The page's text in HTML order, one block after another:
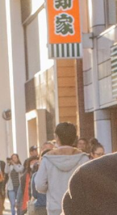
Page 2